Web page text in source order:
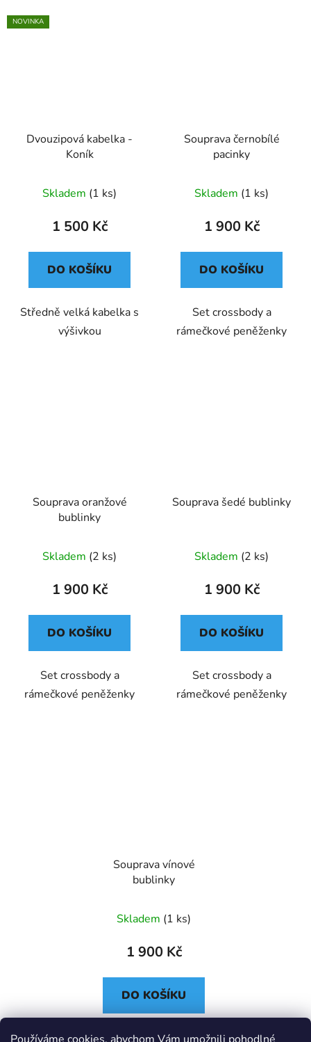
NOVINKA
Dvouzipová kabelka -
Koník
Skladem (1 ks)
1 500 Kč
DO KOŠÍKU
Středně velká kabelka s
výšivkou
Souprava černobílé
pacinky
Skladem (1 ks)
1 900 Kč
DO KOŠÍKU
Set crossbody a
rámečkové peněženky
Souprava oranžové
bublinky
Skladem (2 ks)
1 900 Kč
DO KOŠÍKU
Set crossbody a
rámečkové peněženky
Souprava šedé bublinky
Skladem (2 ks)
1 900 Kč
DO KOŠÍKU
Set crossbody a
rámečkové peněženky
Souprava vínové
bublinky
Skladem (1 ks)
1 900 Kč
DO KOŠÍKU
Set crossbody a